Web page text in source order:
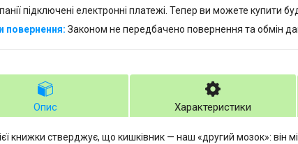
підключені електронні платежі. Тепер ви можете купити
Законом не передбачено повернення та обмін
Опис Характеристики
книжки стверджує, що кишківник — наш «другий мозок»: він